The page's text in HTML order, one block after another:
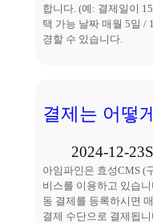
합니다. (예: 결제일이
택 가능 날짜 매월 5일 /
경할 수 있습니다.
결제는 어떻
2024-12-23
아임파인은 효성CMS (
비스를 이용하고 있습
동 결제를 등록하시면
결제 수단으로 결제됩